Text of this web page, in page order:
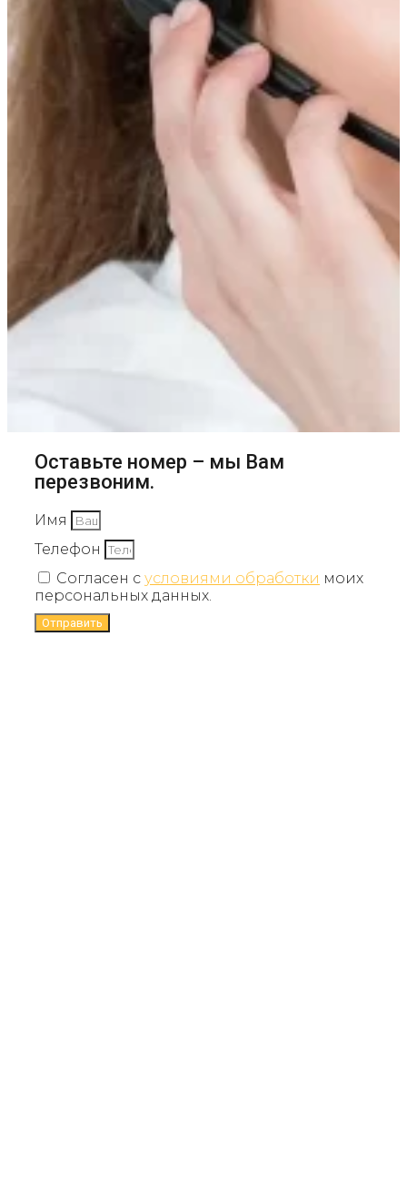
Оставьте номер – мы Вам
перезвоним.
Имя
Телефон
Согласен с условиями обработки моих
персональных данных.
Отправить